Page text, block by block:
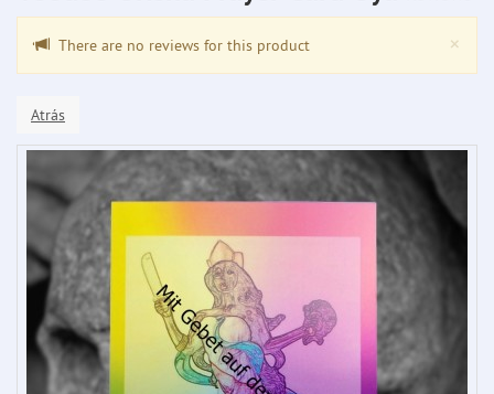
×
There are no reviews for this product
Atrás